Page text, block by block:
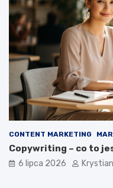
CONTENT MARKETING
Copywriting – co to
6 lipca 2026